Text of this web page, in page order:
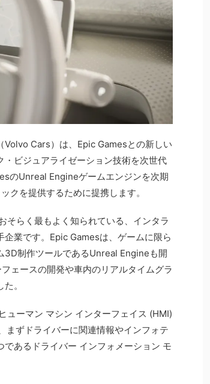
Volvo Cars）は、Epic Gamesとの新しい
ビジュアライゼーション技術を次世代
のUnreal Engineゲームエンジンを次期
クを提供するために提携します。
らく最もよく知られている、インタラ
業です。Epic Gamesは、ゲームに限ら
3D制作ツールであるUnreal Engineも開
ェースの開発や車内のリアルタイムグラ
。
ューマン マシン インターフェイス (HMI)
ずドライバーに関連情報やインフォテ
あるドライバー インフォメーション モ